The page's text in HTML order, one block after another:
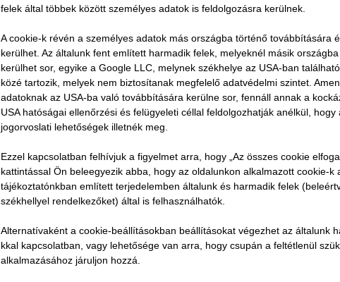
Kérlek röviden
Mikor, hogyan és
STRABAG-nál?
2020-ban,
and Technology
Architectural
képzés utolsó 1
Koppenhágában a
skandináviai
a BIM expertekkel
után teljes
engineer/
részt vettem.
négyzetméter
felek által többek között személyes adatok is feldolgozásra kerülnek.
A cookie-k révén a személyes adatok más országba történő továbbítására
kerülhet. Az általunk fent említett harmadik felek, melyeknél másik
kerülhet sor, egyike a Google LLC, melynek székhelye az USA-ban
közé tartozik, melyek nem biztosítanak megfelelő adatvédelmi szintet.
adatoknak az USA-ba való továbbítására kerülne sor, fennáll annak a
USA hatóságai ellenőrzési és felügyeleti céllal feldolgozhatják anélkül,
jogorvoslati lehetőségek illetnék meg.
Ezzel kapcsolatban felhívjuk a figyelmet arra, hogy „Az összes cookie
kattintással Ön beleegyezik abba, hogy az oldalunkon alkalmazott cookie-k
tájékoztatónkban említett terjedelemben általunk és harmadik felek
székhellyel rendelkezőket) által is felhasználhatók.
Alternatívaként a cookie-beállításokban beállításokat végezhet az általunk
kkal kapcsolatban, vagy lehetősége van arra, hogy csupán a feltétlenül
alkalmazásához járuljon hozzá.